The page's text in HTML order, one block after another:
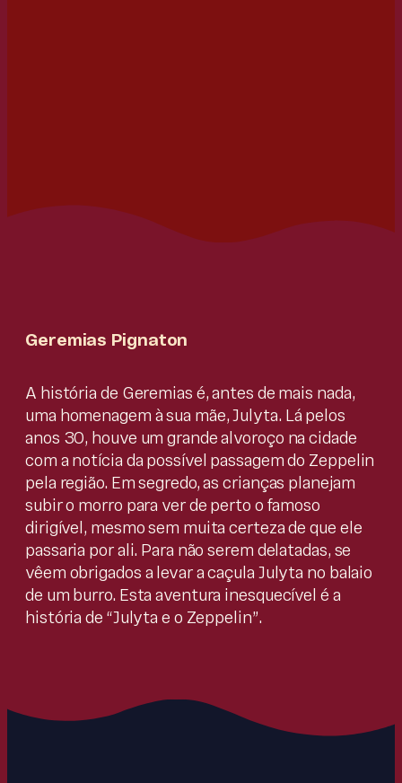
Geremias Pignaton
A história de Geremias é, antes de mais nada,
uma homenagem à sua mãe, Julyta. Lá pelos
anos 30, houve um grande alvoroço na cidade
com a notícia da possível passagem do Zeppelin
pela região. Em segredo, as crianças planejam
subir o morro para ver de perto o famoso
dirigível, mesmo sem muita certeza de que ele
passaria por ali. Para não serem delatadas, se
vêem obrigados a levar a caçula Julyta no balaio
de um burro. Esta aventura inesquecível é a
história de “Julyta e o Zeppelin”.